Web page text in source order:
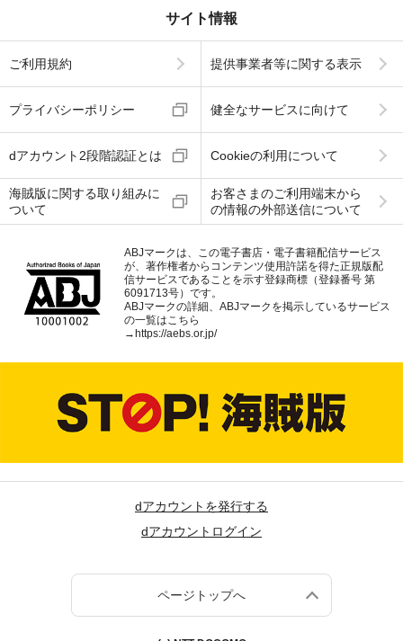
サイト情報
ご利用規約 提供事業者等に関する表示
プライバシーポリシー 健全なサービスに向けて
dアカウント2段階認証とは Cookieの利用について
海賊版に関する取り組みに
ついて
お客さまのご利用端末から
の情報の外部送信について
ABJマークは、この電子書店・電子書籍配信サービス
が、著作権者からコンテンツ使用許諾を得た正規版配
信サービスであることを示す登録商標（登録番号 第
6091713号）です。
ABJマークの詳細、ABJマークを掲示しているサービス
の一覧はこちら
→ https://aebs.or.jp/
dアカウントを発行する
dアカウントログイン
ページトップへ